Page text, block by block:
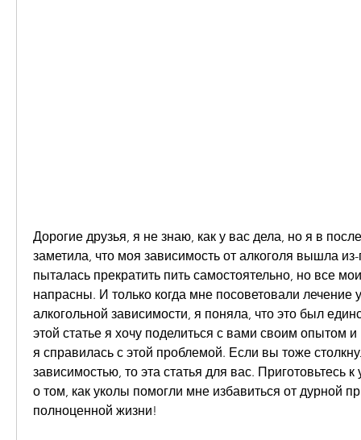
Дорогие друзья, я не знаю, как у вас дела, но я в
заметила, что моя зависимость от алкоголя вышла
пыталась прекратить пить самостоятельно, но все
напрасны. И только когда мне посоветовали лечение
алкогольной зависимости, я поняла, что это был
этой статье я хочу поделиться с вами своим опытом и
я справилась с этой проблемой. Если вы тоже
зависимостью, то эта статья для вас. Приготовьтесь
о том, как уколы помогли мне избавиться от дурной
полноценной жизни!